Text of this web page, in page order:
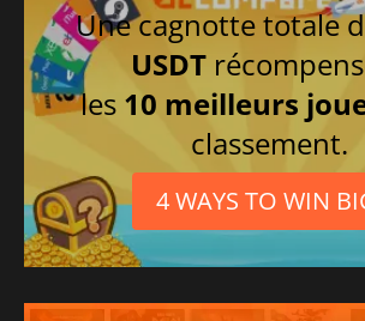
Une cagnotte totale
USDT
les 10 meilleurs
classement.
4 WAYS TO WIN